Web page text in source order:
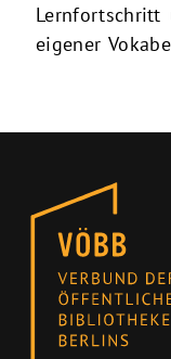
Lernfortschritt
eigener